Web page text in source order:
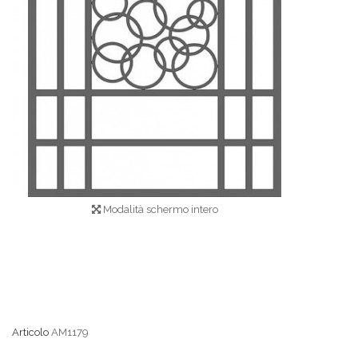
Modalità schermo intero
Articolo AM1179